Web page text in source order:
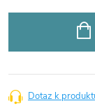
Dotaz k